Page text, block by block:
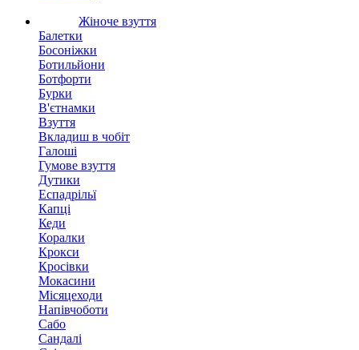
Жіноче взуття
Балетки
Босоніжки
Ботильйони
Ботфорти
Бурки
В'єтнамки
Взуття
Вкладиш в чобіт
Галоші
Гумове взуття
Дутики
Еспадрільї
Капці
Кеди
Коралки
Крокси
Кросівки
Мокасини
Місяцеходи
Напівчоботи
Сабо
Сандалі